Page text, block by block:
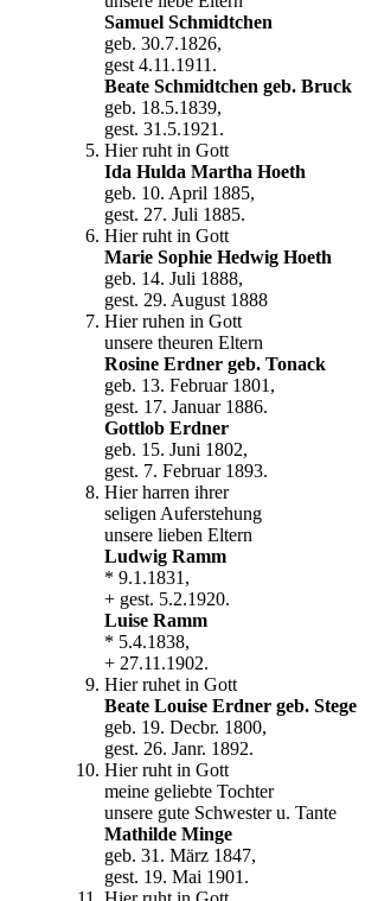
Samuel Schmidtchen
geb. 30.7.1826,
gest 4.11.1911.
Beate Schmidtchen geb. Bruck
geb. 18.5.1839,
gest. 31.5.1921.
Hier ruht in Gott
Ida Hulda Martha Hoeth
geb. 10. April 1885,
gest. 27. Juli 1885.
Hier ruht in Gott
Marie Sophie Hedwig Hoeth
geb. 14. Juli 1888,
gest. 29. August 1888
Hier ruhen in Gott
unsere theuren Eltern
Rosine Erdner geb. Tonack
geb. 13. Februar 1801,
gest. 17. Januar 1886.
Gottlob Erdner
geb. 15. Juni 1802,
gest. 7. Februar 1893.
Hier harren ihrer
seligen Auferstehung
unsere lieben Eltern
Ludwig Ramm
* 9.1.1831,
+ gest. 5.2.1920.
Luise Ramm
* 5.4.1838,
+ 27.11.1902.
Hier ruhet in Gott
Beate Louise Erdner geb. Stege
geb. 19. Decbr. 1800,
gest. 26. Janr. 1892.
Hier ruht in Gott
meine geliebte Tochter
unsere gute Schwester u. Tante
Mathilde Minge
geb. 31. März 1847,
gest. 19. Mai 1901.